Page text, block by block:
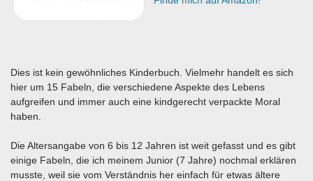
Dies ist kein gewöhnliches Kinderbuch. Vielmehr handelt es sich
hier um 15 Fabeln, die verschiedene Aspekte des Lebens
aufgreifen und immer auch eine kindgerecht verpackte Moral
haben.
Die Altersangabe von 6 bis 12 Jahren ist weit gefasst und es gibt
einige Fabeln, die ich meinem Junior (7 Jahre) nochmal erklären
musste, weil sie vom Verständnis her einfach für etwas ältere